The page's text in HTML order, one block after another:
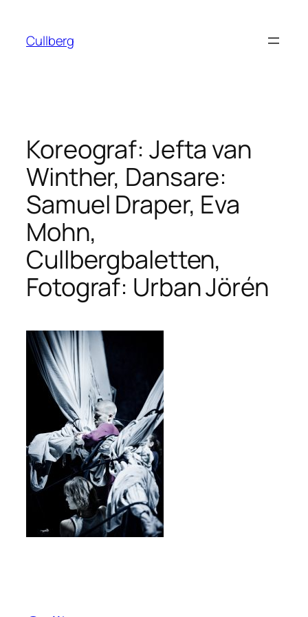
innehåll
Cullberg
Koreograf: Jefta van
Winther, Dansare:
Samuel Draper, Eva
Mohn,
Cullbergbaletten,
Fotograf: Urban Jörén